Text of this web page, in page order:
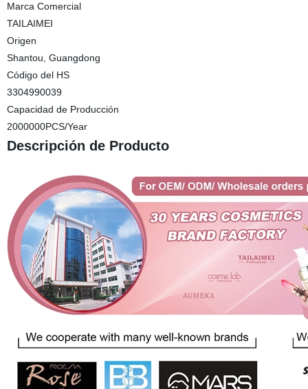
Marca Comercial
TAILAIMEI
Origen
Shantou, Guangdong
Código del HS
3304990039
Capacidad de Producción
2000000PCS/Year
Descripción de Producto